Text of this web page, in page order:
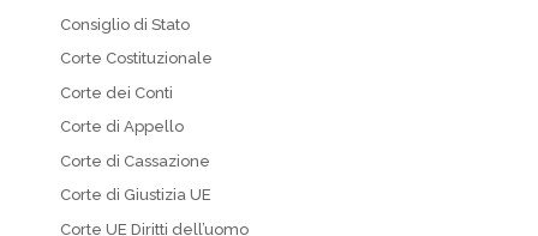
Consiglio di Stato
Corte Costituzionale
Corte dei Conti
Corte di Appello
Corte di Cassazione
Corte di Giustizia UE
Corte UE Diritti dell’uomo